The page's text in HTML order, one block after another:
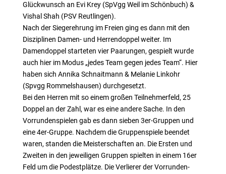
Glückwunsch an Evi Krey (SpVgg Weil im Schönbuch) &
Vishal Shah (PSV Reutlingen).
Nach der Siegerehrung im Freien ging es dann mit den
Disziplinen Damen- und Herrendoppel weiter. Im
Damendoppel starteten vier Paarungen, gespielt wurde
auch hier im Modus „jedes Team gegen jedes Team“. Hier
haben sich Annika Schnaitmann & Melanie Linkohr
(Spvgg Rommelshausen) durchgesetzt.
Bei den Herren mit so einem großen Teilnehmerfeld, 25
Doppel an der Zahl, war es eine andere Sache. In den
Vorrundenspielen gab es dann sieben 3er-Gruppen und
eine 4er-Gruppe. Nachdem die Gruppenspiele beendet
waren, standen die Meisterschaften an. Die Ersten und
Zweiten in den jeweiligen Gruppen spielten in einem 16er
Feld um die Podestplätze. Die Verlierer der Vorrunden-